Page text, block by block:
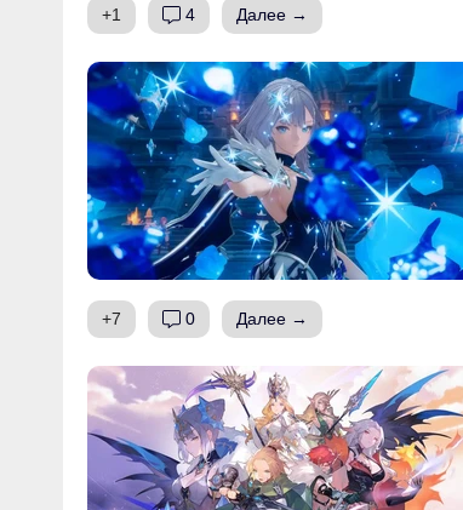
+1 4 Далее →
+7 0 Далее →